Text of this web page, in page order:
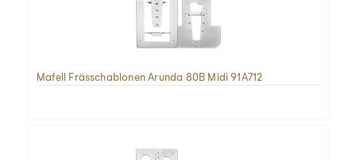
Mafell Frässchablonen Arunda 80B Midi 91A712